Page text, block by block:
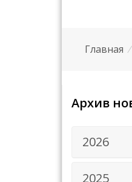
Главная /
Архив
2026
2025